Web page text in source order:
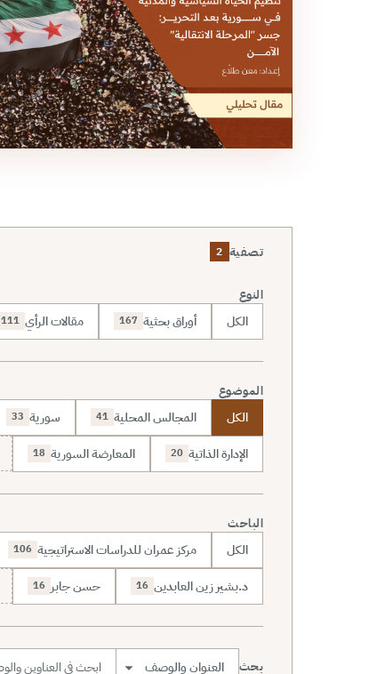
تصفية 2
النوع
الكل أوراق بحثية 167 مقالات الرأي 111
الموضوع
الكل المجالس المحلية 41 سورية 33
الإدارة الذاتية 20 المعارضة السورية 18
الباحث
الكل مركز عمران للدراسات الاستراتيجية 106
د.بشير زين العابدين 16 حسن جابر 16
بحث